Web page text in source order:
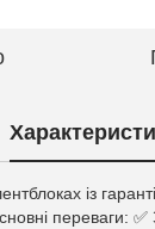
із
переваги: ✅